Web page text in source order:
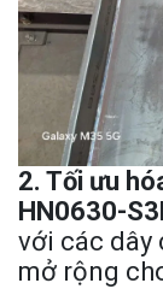
2. Tối ưu
HN0630-
với các dây
mở rộng